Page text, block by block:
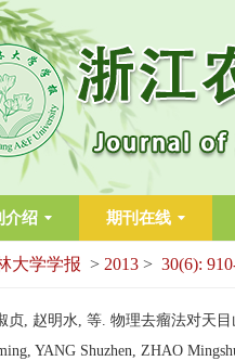
介绍 期刊在线
大学学报 > 2013 > 30(6):
贞, 赵明水, 等. 物理去瘤法对天
YANG Shuzhen, ZHAO